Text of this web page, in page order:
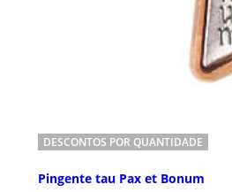
DESCONTOS POR QUANTIDADE
Pingente tau Pax et Bonum